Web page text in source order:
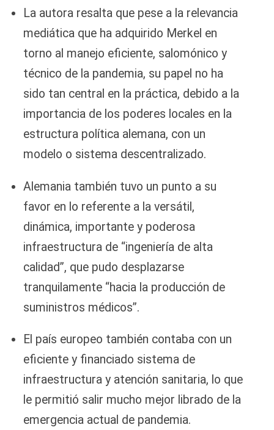
La autora resalta que pese a la relevancia
mediática que ha adquirido Merkel en
torno al manejo eficiente, salomónico y
técnico de la pandemia, su papel no ha
sido tan central en la práctica, debido a la
importancia de los poderes locales en la
estructura política alemana, con un
modelo o sistema descentralizado.
Alemania también tuvo un punto a su
favor en lo referente a la versátil,
dinámica, importante y poderosa
infraestructura de “ingeniería de alta
calidad”, que pudo desplazarse
tranquilamente “hacia la producción de
suministros médicos”.
El país europeo también contaba con un
eficiente y financiado sistema de
infraestructura y atención sanitaria, lo que
le permitió salir mucho mejor librado de la
emergencia actual de pandemia.